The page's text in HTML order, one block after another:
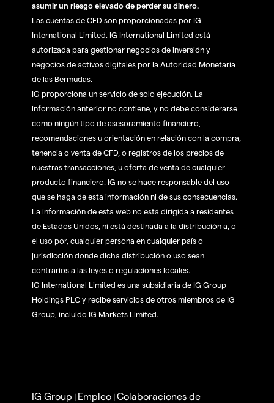
asumir un riesgo elevado de perder su dinero.
Las cuentas de CFD son proporcionadas por IG
International Limited. IG International Limited está
autorizada para gestionar negocios de inversión y
negocios de activos digitales por la Autoridad Monetaria
de las Bermudas.
IG proporciona un servicio de solo ejecución. La
información anterior no contiene, y no debe considerarse
como ningún tipo de asesoramiento financiero,
recomendaciones u orientación en relación con la compra,
tenencia o venta de CFD, o registros de los precios de
nuestras transacciones, u oferta de venta de cualquier
producto financiero. IG no se hace responsable del uso
que se haga de esta información ni de sus consecuencias.
La información de esta web no está dirigida a residentes
de Estados Unidos, ni está destinada a la distribución a, o
el uso por, cualquier persona en cualquier país o
jurisdicción donde dicha distribución o uso sean
contrarios a las leyes o regulaciones locales.
IG International Limited es una subsidiaria de IG Group
Holdings PLC y recibe servicios de otros miembros de IG
Group, incluido IG Markets Limited.
IG Group | Empleo |Colaboraciones de